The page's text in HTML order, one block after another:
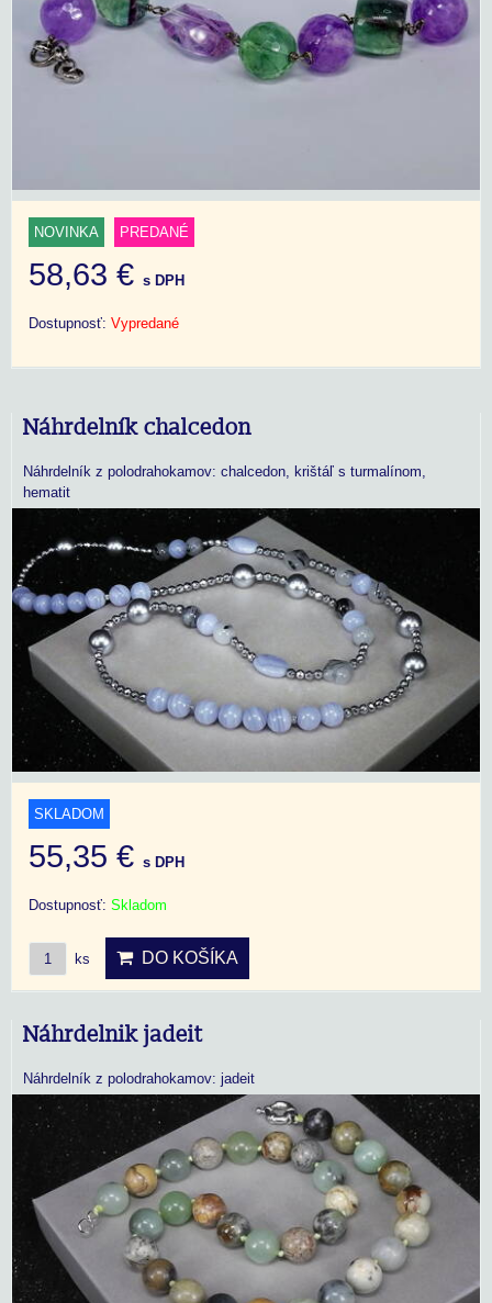
NOVINKA PREDANÉ
58,63 € s DPH
Dostupnosť: Vypredané
Náhrdelník chalcedon
Náhrdelník z polodrahokamov: chalcedon, krištáľ s turmalínom,
hematit
SKLADOM
55,35 € s DPH
Dostupnosť: Skladom
ks DO KOŠÍKA
Náhrdelnik jadeit
Náhrdelník z polodrahokamov: jadeit